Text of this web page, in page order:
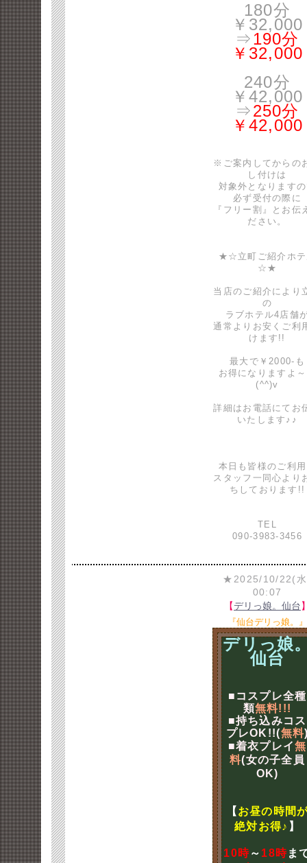
180分
￥32,000
⇒190分
￥32,000
240分
￥42,000
⇒250分
￥42,000
※ご案内してからの
し付けは
対象外となります
必ず受付の際に
『フリー割』とお伝
ださい。
★☆立町ご紹介ホ
☆★
当店のご紹介により
の
ラブホテル4店舗
通常よりお安くご利
けます!!
最大で￥2000-も
お得になりますよ
(^^)v
詳細はお電話にてお
いたします♪♪
本日も皆様のご利
スタッフ一同心より
ちしております!!
TEL
090-3983-3456
★2025/10/22(
00:07
【デリっ娘。仙台
『仙台デリっ娘。』
デリっ娘
仙台
■コスプレ全種
類無料!!!
■持ち込みコス
プレOK!!(無料
■着衣プレイ無
料(女の子全員
OK)
【 お昼の時間
絶対お得♪ 】
10時～ 18時ま